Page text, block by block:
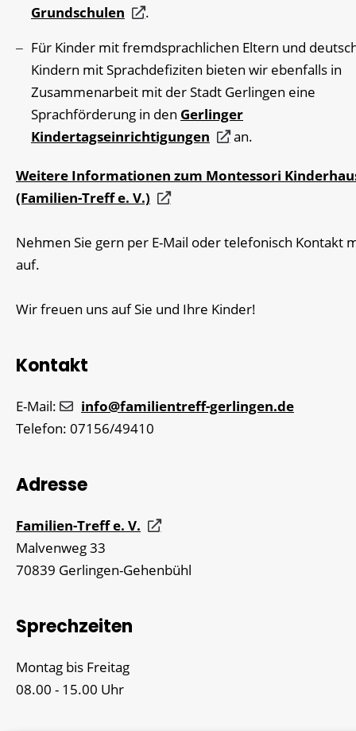
Grundschulen
.
Für Kinder mit fremdsprachlichen Eltern und
Kindern mit Sprachdefiziten bieten wir ebenfalls in
Zusammenarbeit mit der Stadt Gerlingen eine
Sprachförderung in den Gerlinger
Kindertagseinrichtigungen
an.
Weitere Informationen zum Montessori
(Familien-Treff e. V.)
Nehmen Sie gern per E-Mail oder telefonisch Kontakt
auf.
Wir freuen uns auf Sie und Ihre Kinder!
Kontakt
E-Mail:
info@familientreff-gerlingen.de
Telefon: 07156/49410
Adresse
Familien-Treff e. V.
Malvenweg 33
70839 Gerlingen-Gehenbühl
Sprechzeiten
Montag bis Freitag
08.00 - 15.00 Uhr